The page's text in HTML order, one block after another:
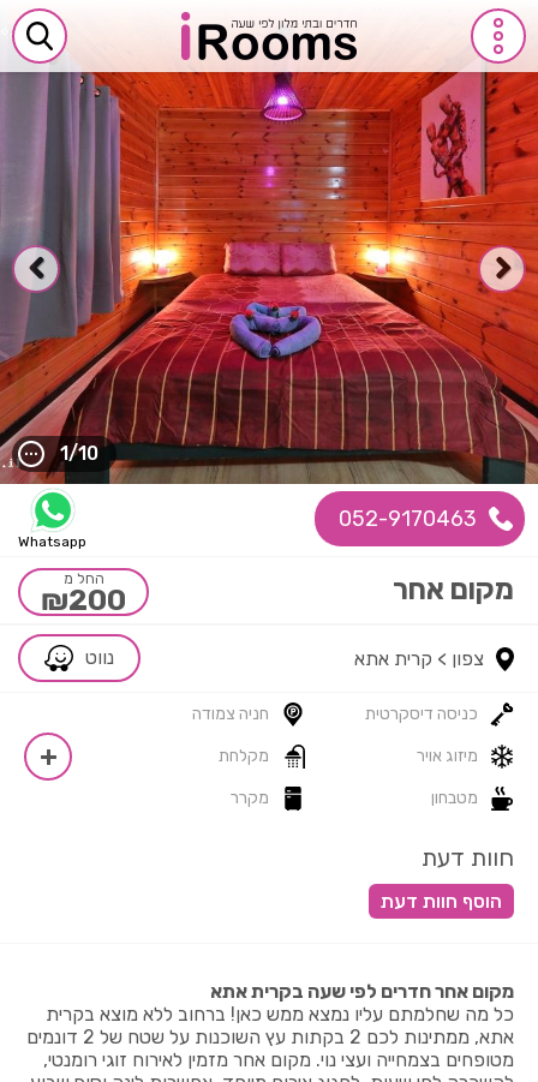
052-9170463
Whatsapp
החל מ
₪200
נווט
1/10
מקום אחר
צפון > קרית אתא
כניסה דיסקרטית חניה צמודה
מיזוג אויר מקלחת
מטבחון מקרר
חוות דעת
מקום אחר חדרים לפי שעה בקרית אתא
כל מה שחלמתם עליו נמצא ממש כאן! ברחוב ללא מוצא בקרית
אתא, ממתינות לכם 2 בקתות עץ השוכנות על שטח של 2 דונמים
מטופחים בצמחייה ועצי נוי. מקום אחר מזמין לאירוח זוגי רומנטי,